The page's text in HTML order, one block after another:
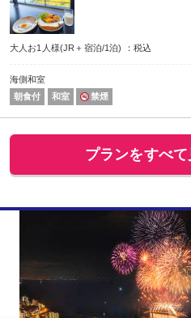
大人お1人様(JR＋宿泊/1泊) ：税込
海側和室
朝食付
和室 禁煙
プランをすべて